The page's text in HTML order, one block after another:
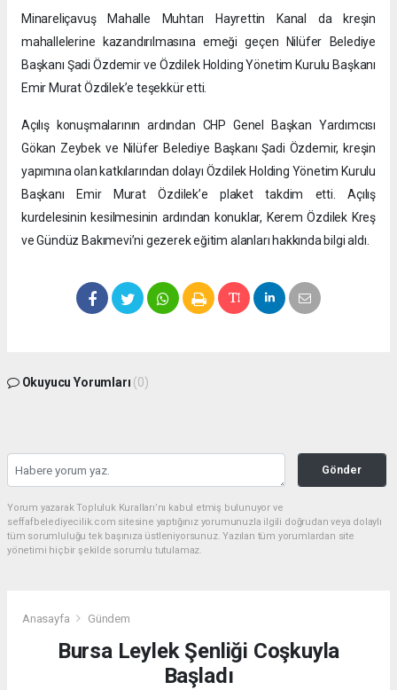
Minareliçavuş Mahalle Muhtarı Hayrettin Kanal da kreşin
mahallelerine kazandırılmasına emeği geçen Nilüfer Belediye
Başkanı Şadi Özdemir ve Özdilek Holding Yönetim Kurulu Başkanı
Emir Murat Özdilek’e teşekkür etti.
Açılış konuşmalarının ardından CHP Genel Başkan Yardımcısı
Gökan Zeybek ve Nilüfer Belediye Başkanı Şadi Özdemir, kreşin
yapımına olan katkılarından dolayı Özdilek Holding Yönetim Kurulu
Başkanı Emir Murat Özdilek’e plaket takdim etti. Açılış
kurdelesinin kesilmesinin ardından konuklar, Kerem Özdilek Kreş
ve Gündüz Bakımevi’ni gezerek eğitim alanları hakkında bilgi aldı.
Okuyucu Yorumları (0)
Gönder
Yorum yazarak Topluluk Kuralları’nı kabul etmiş bulunuyor ve
seffafbelediyecilik.com sitesine yaptığınız yorumunuzla ilgili doğrudan veya dolaylı
tüm sorumluluğu tek başınıza üstleniyorsunuz. Yazılan tüm yorumlardan site
yönetimi hiçbir şekilde sorumlu tutulamaz.
Anasayfa Gündem
Bursa Leylek Şenliği Coşkuyla
Başladı